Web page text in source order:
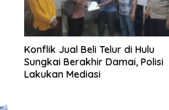
Konflik Jual Beli Telur di Hulu
Sungkai Berakhir Damai, Polisi
Lakukan Mediasi